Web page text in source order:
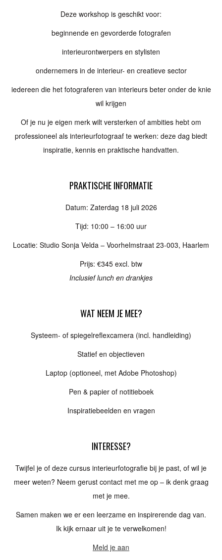
Deze workshop is geschikt voor:
beginnende en gevorderde fotografen
interieurontwerpers en stylisten
ondernemers in de interieur- en creatieve sector
iedereen die het fotograferen van interieurs beter onder de knie
wil krijgen
Of je nu je eigen merk wilt versterken of ambities hebt om
professioneel als interieurfotograaf te werken: deze dag biedt
inspiratie, kennis en praktische handvatten.
PRAKTISCHE INFORMATIE
Datum: Zaterdag 18 juli 2026
Tijd: 10:00 – 16:00 uur
Locatie: Studio Sonja Velda – Voorhelmstraat 23-003, Haarlem
Prijs: €345 excl. btw
Inclusief lunch en drankjes
WAT NEEM JE MEE?
Systeem- of spiegelreflexcamera (incl. handleiding)
Statief en objectieven
Laptop (optioneel, met Adobe Photoshop)
Pen & papier of notitieboek
Inspiratiebeelden en vragen
INTERESSE?
Twijfel je of deze cursus interieurfotografie bij je past, of wil je
meer weten? Neem gerust contact met me op – ik denk graag
met je mee.
Samen maken we er een leerzame en inspirerende dag van.
Ik kijk ernaar uit je te verwelkomen!
Meld je aan